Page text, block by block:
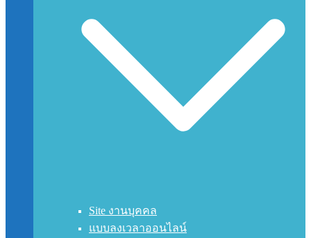
Site งานบุคคล
แบบลงเวลาออนไลน์